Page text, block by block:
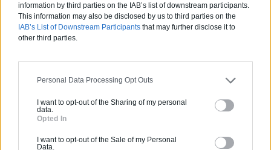
information by third parties on the IAB’s list of downstream participants.
This information may also be disclosed by us to third parties on the
IAB’s List of Downstream Participants that may further disclose it to
other third parties.
Personal Data Processing Opt Outs
I want to opt-out of the Sharing of my personal
data.
Opted In
I want to opt-out of the Sale of my Personal
Data.
Activités :Salle de bain, Couverture tuiles / petits éléments, Isolation thermique des murs intérieurs, Alarme, Isolation des combles aménageables, Traitement de l'eau, Décrassage / Démoussage de toiture, Cheminée, Terrassement, Plancher chauffant
0800 20 03 20